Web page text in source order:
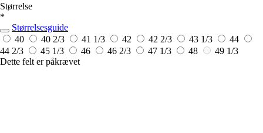
Størrelse
*
Størrelsesguide
40
40 2/3 41 1/3 42 42 2/3 43 1/3
44
44 2/3
45 1/3 46 46 2/3 47 1/3 48
49 1/3
Dette felt er påkrævet